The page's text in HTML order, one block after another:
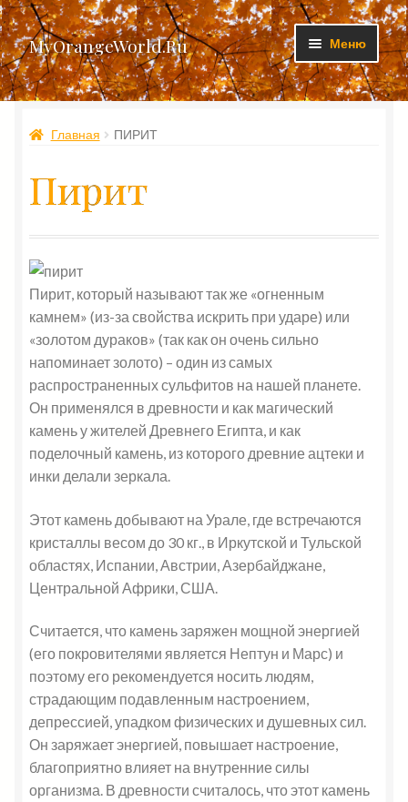
Перейти
к
навигации
Перейти
к
содержимому
MyOrangeWorld.Ru Меню
Изделия
Личный кабинет
Доставка и оплата
Контакты
Главная ПИРИТ
Пирит
Пирит, который называют так же «огненным
камнем» (из-за свойства искрить при ударе) или
«золотом дураков» (так как он очень сильно
напоминает золото) – один из самых
распространенных сульфитов на нашей планете.
Он применялся в древности и как магический
камень у жителей Древнего Египта, и как
поделочный камень, из которого древние ацтеки и
инки делали зеркала.
Этот камень добывают на Урале, где встречаются
кристаллы весом до 30 кг., в Иркутской и Тульской
областях, Испании, Австрии, Азербайджане,
Центральной Африки, США.
Считается, что камень заряжен мощной энергией
(его покровителями является Нептун и Марс) и
поэтому его рекомендуется носить людям,
страдающим подавленным настроением,
депрессией, упадком физических и душевных сил.
Он заряжает энергией, повышает настроение,
благоприятно влияет на внутренние силы
организма. В древности считалось, что этот камень